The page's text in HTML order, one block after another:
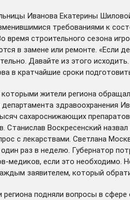
Иванова Екатерины
требованиями к
время строительного сезона
в замене или ремонте. «Если
Давайте из этого
в кратчайшие сроки
жители региона
здравоохранения
сахароснижающих
Станислав Воскресенский
с лекарствами. Светлана
раз в неделю. Губернатор
медиков, если это необходимо.
заявителем, который
подняли вопросы в